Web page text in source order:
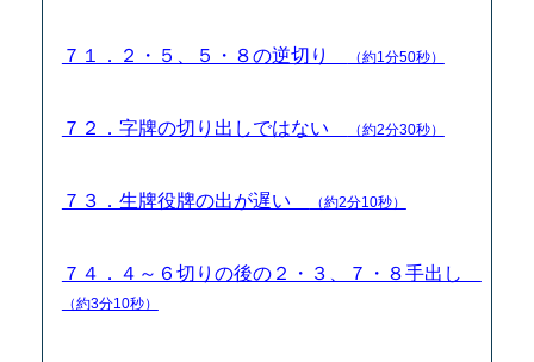
７１．２・５、５・８の逆切り （約1分50秒）
７２．字牌の切り出しではない （約2分30秒）
７３．生牌役牌の出が遅い （約2分10秒）
７４．４～６切りの後の２・３、７・８手出し
（約3分10秒）